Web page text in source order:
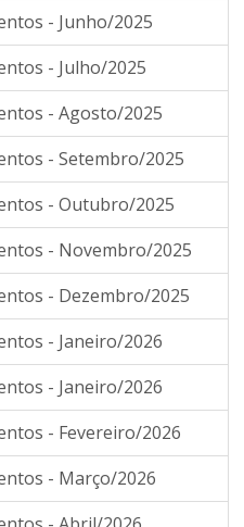
- Junho/2025
- Julho/2025
- Agosto/2025
- Setembro/2025
- Outubro/2025
- Novembro/2025
- Dezembro/2025
- Janeiro/2026
- Janeiro/2026
- Fevereiro/2026
- Março/2026